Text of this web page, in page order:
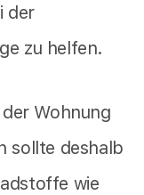
der
zu helfen.
Wohnung
sollte deshalb
wie